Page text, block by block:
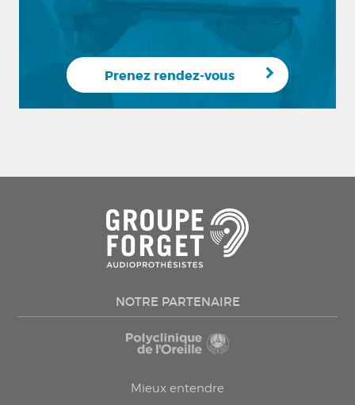
Prenez rendez-vous
NOTRE PARTENAIRE
Mieux entendre